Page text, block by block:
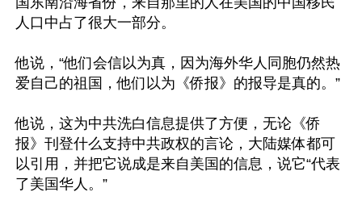
人口中占了很大一部分。
他说，“他们会信以为真，因为海外华人同胞仍然热
爱自己的祖国，他们以为《侨报》的报导是真的。”
他说，这为中共洗白信息提供了方便，无论《侨
报》刊登什么支持中共政权的言论，大陆媒体都可
以引用，并把它说成是来自美国的信息，说它“代表
了美国华人。”